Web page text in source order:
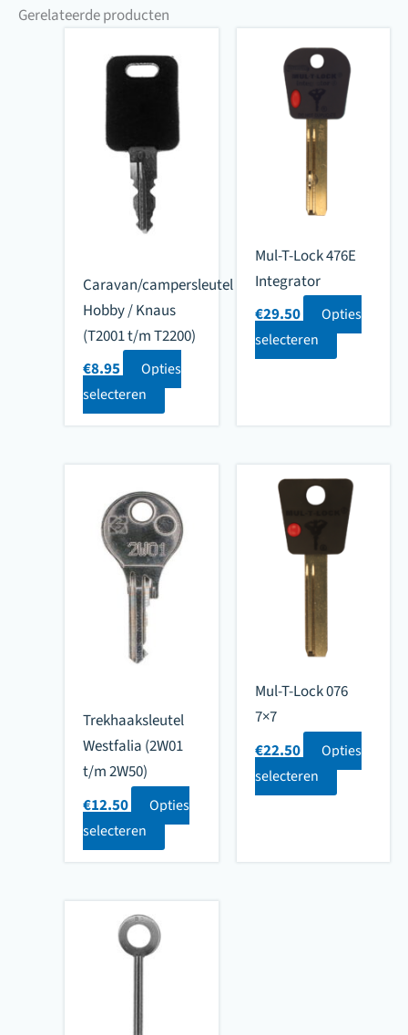
Gerelateerde producten
Caravan/campersleutel
Hobby / Knaus
(T2001 t/m T2200)
€8.95
Opties
selecteren
Mul-T-Lock 476E
Integrator
€29.50
Opties
selecteren
Trekhaaksleutel
Westfalia (2W01
t/m 2W50)
€12.50
Opties
selecteren
Mul-T-Lock 076
7×7
€22.50
Opties
selecteren